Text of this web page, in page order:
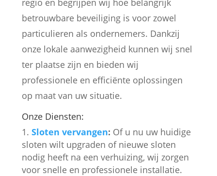
regio en begrijpen wij hoe belangrijk
betrouwbare beveiliging is voor zowel
particulieren als ondernemers. Dankzij
onze lokale aanwezigheid kunnen wij snel
ter plaatse zijn en bieden wij
professionele en efficiënte oplossingen
op maat van uw situatie.
Onze Diensten:
Sloten vervangen: Of u nu uw huidige
sloten wilt upgraden of nieuwe sloten
nodig heeft na een verhuizing, wij zorgen
voor snelle en professionele installatie.